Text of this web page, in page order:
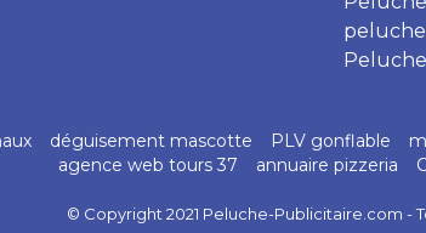
déguisement mascotte PLV gonflable
agence web tours 37
annuaire pizzeria
© Copyright 2021 Peluche-Publicitaire.com -